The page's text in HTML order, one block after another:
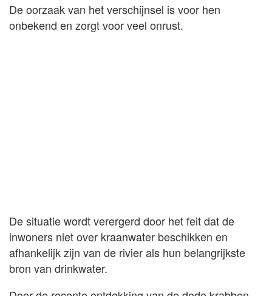
De oorzaak van het verschijnsel is voor hen
onbekend en zorgt voor veel onrust.
De situatie wordt verergerd door het feit dat de
inwoners niet over kraanwater beschikken en
afhankelijk zijn van de rivier als hun belangrijkste
bron van drinkwater.